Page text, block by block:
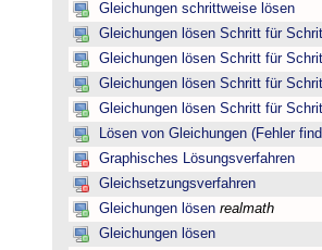
Gleichungen schrittweise lösen
Gleichungen lösen Schritt für
Gleichungen lösen Schritt für
Gleichungen lösen Schritt für
Gleichungen lösen Schritt für
Lösen von Gleichungen (Fehler
Graphisches Lösungsverfahren
Gleichsetzungsverfahren
Gleichungen lösen realmath
Gleichungen lösen